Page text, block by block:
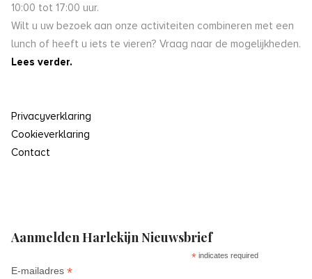
10:00 tot 17:00 uur.
Wilt u uw bezoek aan onze activiteiten combineren met een
lunch of heeft u iets te vieren? Vraag naar de mogelijkheden.
Lees verder.
Privacyverklaring
Cookieverklaring
Contact
Aanmelden Harlekijn Nieuwsbrief
* indicates required
E-mailadres *